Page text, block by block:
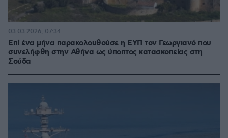
Επί ένα μήνα παρακολουθούσε η ΕΥΠ τον Γεωργιανό που
συνελήφθη στην Αθήνα ως ύποπτος κατασκοπείας στη
Σούδα
03.03.2026, 07:34